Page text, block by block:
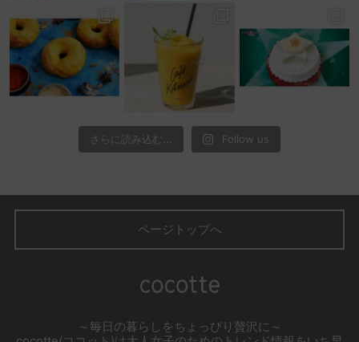
さらに読み込む... Follow us
ページトップへ
～毎日の暮らしをちょっぴり贅沢に～